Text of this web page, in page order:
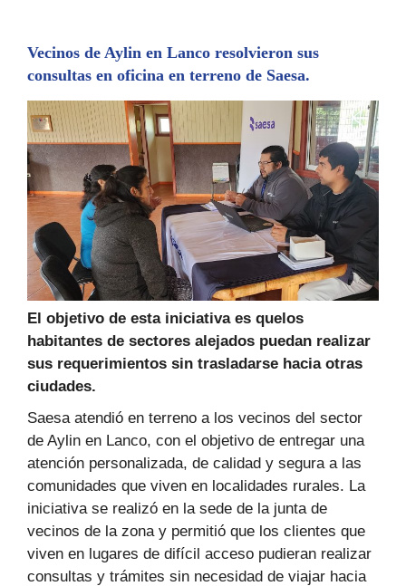
Vecinos de Aylin en Lanco resolvieron sus
consultas en oficina en terreno de Saesa.
El objetivo de esta iniciativa es quelos
habitantes de sectores alejados puedan realizar
sus requerimientos sin trasladarse hacia otras
ciudades.
Saesa atendió en terreno a los vecinos del sector
de Aylin en Lanco, con el objetivo de entregar una
atención personalizada, de calidad y segura a las
comunidades que viven en localidades rurales. La
iniciativa se realizó en la sede de la junta de
vecinos de la zona y permitió que los clientes que
viven en lugares de difícil acceso pudieran realizar
consultas y trámites sin necesidad de viajar hacia